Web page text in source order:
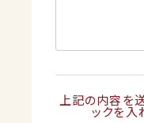
上記の内容を
ックを入